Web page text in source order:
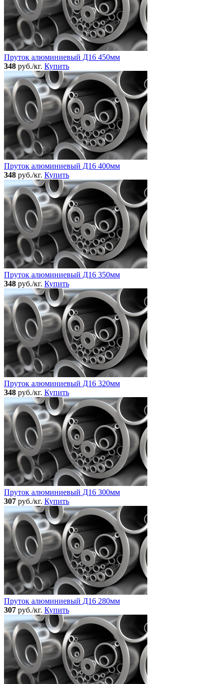
Пруток алюминиевый Д16 450мм
348 руб./кг. Купить
Пруток алюминиевый Д16 400мм
348 руб./кг. Купить
Пруток алюминиевый Д16 350мм
348 руб./кг. Купить
Пруток алюминиевый Д16 320мм
348 руб./кг. Купить
Пруток алюминиевый Д16 300мм
307 руб./кг. Купить
Пруток алюминиевый Д16 280мм
307 руб./кг. Купить